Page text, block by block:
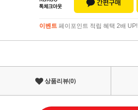
이벤트 페이포인트 적립 혜택 2배 UP!
이벤트페이포인트 적립 혜택 2배 UP!
상품리뷰(0)